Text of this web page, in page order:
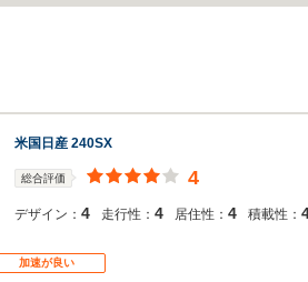
米国日産 240SX
総合評価 4
デザイン： 4 走行性： 4 居住性： 4 積載性：
加速が良い